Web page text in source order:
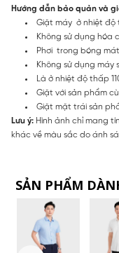
Hướng dẫn bảo quản và
Giặt máy ở nhiệt độ
Không sử dụng hóa
Phơi trong bóng mát
Không sử dụng máy
Là ở nhiệt độ thấp
Giặt với sản phẩm
Giặt mặt trái sản
Lưu ý: Hình ảnh chỉ mang
khác về màu sắc do ánh
SẢN PHẨM